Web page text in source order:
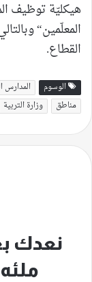
هيكليّة توظيف
المعلّمين“
القطاع.
الوسوم المدارس
مناطق
وزارة التربية
نعدك